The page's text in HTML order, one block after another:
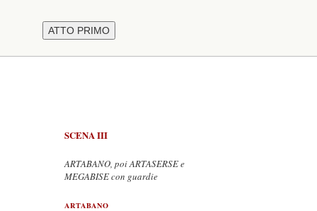
SCENA III
ARTABANO, poi ARTASERSE e
MEGABISE con guardie
ARTABANO